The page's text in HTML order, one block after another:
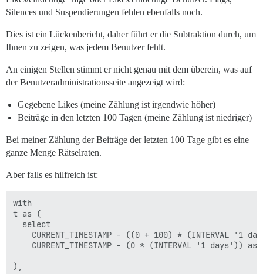
coalesce(pra.posts_read,0) AS "Gelesene
FROM pr
LEFT JOIN trt USING (user_id)
LEFT JOIN tva USING (user_id)
LEFT JOIN tvat USING (user_id)
LEFT JOIN pra USING (user_id)
LEFT JOIN tl ON (tl.id = pr.user_id)
tl.trust_level = :trust_level
AND pr.visits >= :visits * :threshold / 100
AND trt.topic_id >= :topics_replied_to * :threshold /
AND tva.topic_id >= :topics_viewed * :threshold / 100
AND tvat.topic_id >= :topics_viewed_all_time *
AND prat.posts_read >= :posts_read_all_time *
ORDER BY
Silences und Suspendierungen fehlen ebenfalls noch.
Dies ist ein Lückenbericht, daher führt er die Subtraktion durch, um
Ihnen zu zeigen, was jedem Benutzer fehlt.
An einigen Stellen stimmt er nicht genau mit dem überein, was auf
der Benutzeradministrationsseite angezeigt wird:
Gegebene Likes (meine Zählung ist irgendwie höher)
Beiträge in den letzten 100 Tagen (meine Zählung ist niedriger)
Bei meiner Zählung der Beiträge der letzten 100 Tage gibt es eine
ganze Menge Rätselraten.
Aber falls es hilfreich ist:
with
t as (
  select
CURRENT_TIMESTAMP - ((0 + 100) * (INTERVAL '1
CURRENT_TIMESTAMP - (0 * (INTERVAL '1 days')) as
),